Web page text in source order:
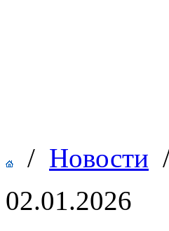
/ Новости
02.01.2026